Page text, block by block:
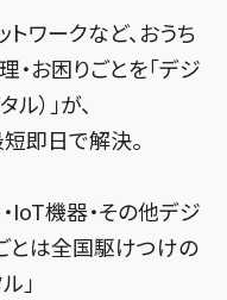
トワークなど、おうち
お困りごとを「デジ
）」が、
即日で解決。
IoT機器・その他デジ
とは全国駆けつけの
」